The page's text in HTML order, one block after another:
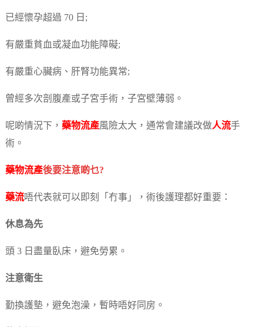
已經懷孕超過 70 日;
有嚴重貧血或凝血功能障礙;
有嚴重心臟病、肝腎功能異常;
曾經多次剖腹產或子宮手術，子宮壁薄弱。
呢啲情況下， 藥物流產風險太大，通常會建議改做人流手
術。
藥物流產後要注意啲乜?
藥流唔代表就可以即刻「冇事」，術後護理都好重要：
休息為先
頭 3 日盡量臥床，避免勞累。
注意衛生
勤換護墊，避免泡澡，暫時唔好同房。